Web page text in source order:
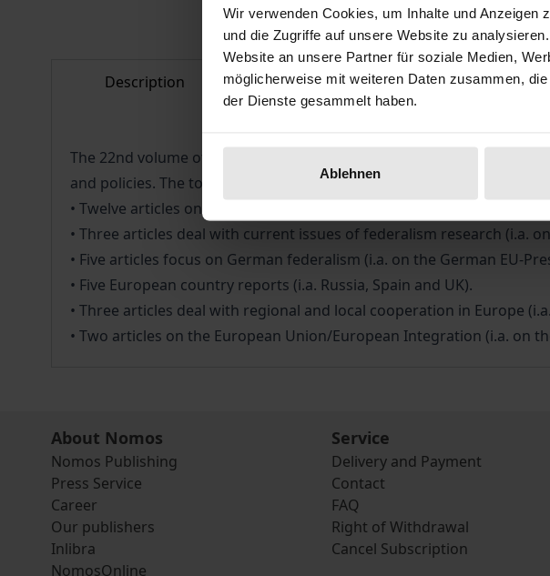
Wir verwenden Cookies, um Inhalte und Anzeigen
und die Zugriffe auf unsere Website zu
Website an unsere Partner für soziale Medien,
möglicherweise mit weiteren Daten zusammen,
der Dienste gesammelt haben.
Ablehnen
Description Bibliographical data
The 22nd volume of the yearbook is designed as a broad
and policies. The total of 32 articles relate to following sections:
• Twelve articles on the main topic, federal management of the
• Three articles deal with current issues of federalism research (i.a.
• Five articles focus on German federalism (i.a. on the German EU-
• Five European country reports (i.a. Russia, Spain and UK).
• Three articles deal with regional and local cooperation in Europe
• Two articles on the European Union/European Integration (i.a. on
About Nomos
Nomos Publishing
Press Service
Career
Our publishers
Inlibra
NomosOnline
Service
Delivery and Payment
Contact
FAQ
Right of Withdrawal
Cancel Subscription